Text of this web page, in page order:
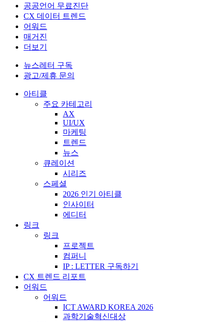
공공언어 무료진단
CX 데이터 트렌드
어워드
매거진
더보기
뉴스레터 구독
광고/제휴 문의
아티클
주요 카테고리
AX
UI/UX
마케팅
트렌드
뉴스
큐레이션
시리즈
스페셜
2026 인기 아티클
인사이터
에디터
링크
링크
프로젝트
컴퍼니
IP : LETTER 구독하기
CX 트렌드 리포트
어워드
어워드
ICT AWARD KOREA 2026
과학기술혁신대상